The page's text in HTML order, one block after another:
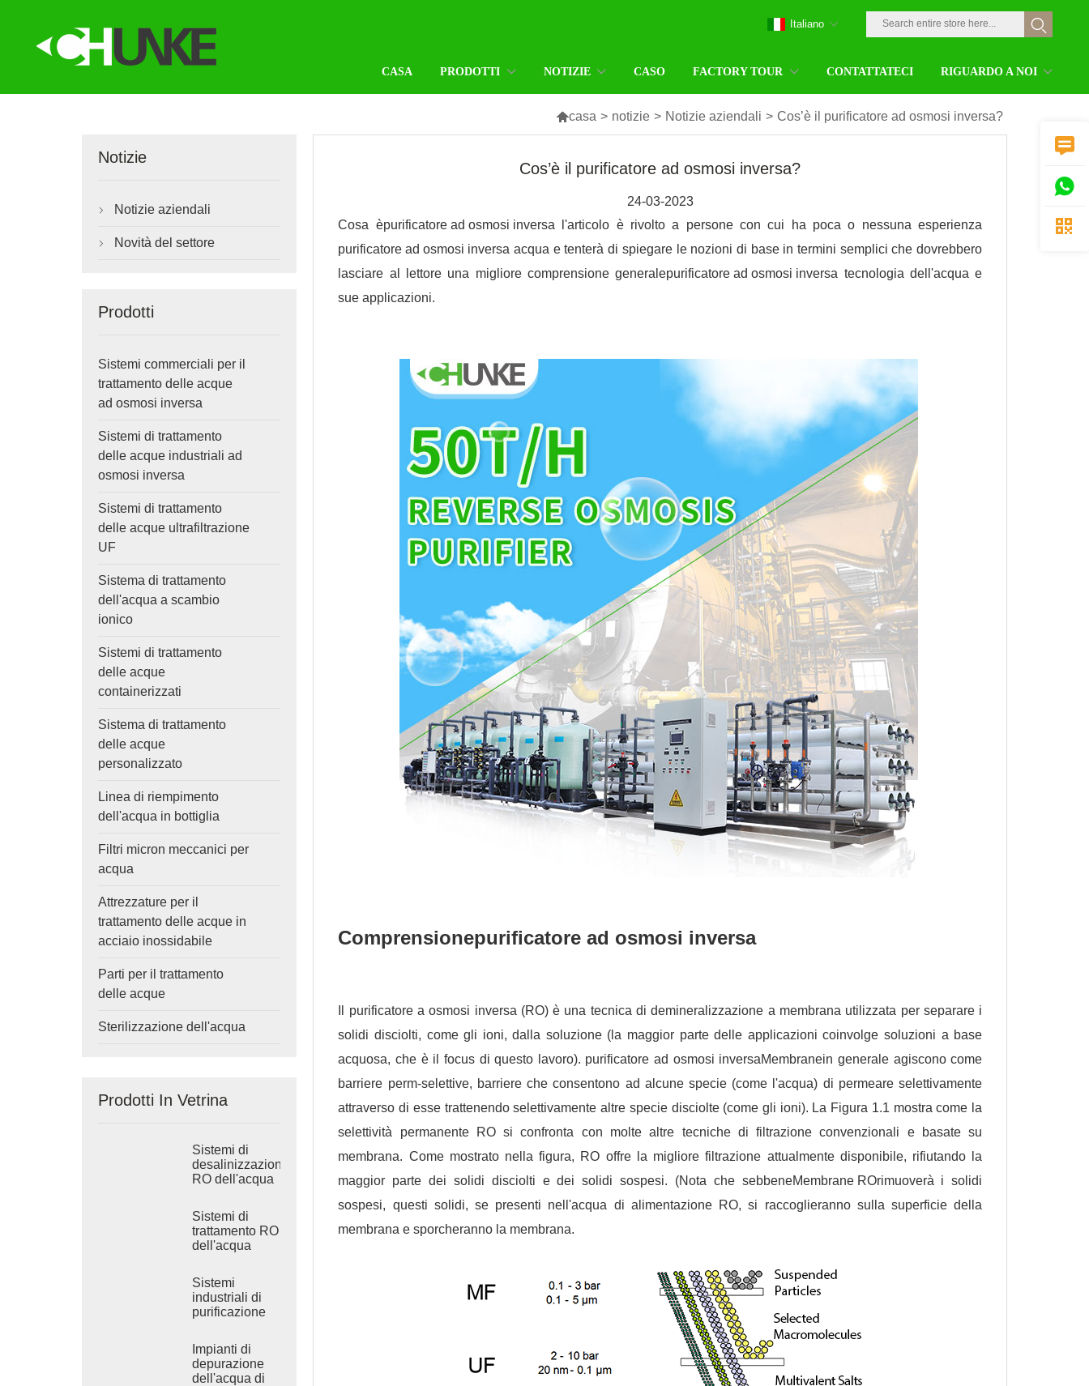
CASA PRODOTTI NOTIZIE CASO FACTORY TOUR CONTATTATECI RIGUARDO A NOI
Italiano
casa > notizie > Notizie aziendali > Cos’è il purificatore ad osmosi inversa?
Notizie
 Notizie aziendali
 Novità del settore
Prodotti
Sistemi commerciali per il
trattamento delle acque
ad osmosi inversa
Sistemi di trattamento
delle acque industriali ad
osmosi inversa
Sistemi di trattamento
delle acque ultrafiltrazione
UF
Sistema di trattamento
dell'acqua a scambio
ionico
Sistemi di trattamento
delle acque
containerizzati
Sistema di trattamento
delle acque
personalizzato
Linea di riempimento
dell'acqua in bottiglia
Filtri micron meccanici per
acqua
Attrezzature per il
trattamento delle acque in
acciaio inossidabile
Parti per il trattamento
delle acque
Sterilizzazione dell'acqua
Prodotti In Vetrina
Sistemi di
desalinizzazione
RO dell'acqua
industriale
Sistemi di
trattamento RO
dell'acqua
industriale
Sistemi
industriali di
purificazione
osmosi inversa
Impianti di
depurazione
dell'acqua di
Cos’è il purificatore ad osmosi inversa?
24-03-2023
Cosa èpurificatore ad osmosi inversa l'articolo è rivolto a persone con cui ha poca o nessuna esperienza
purificatore ad osmosi inversa acqua e tenterà di spiegare le nozioni di base in termini semplici che dovrebbero
lasciare al lettore una migliore comprensione generalepurificatore ad osmosi inversa tecnologia dell'acqua e
sue applicazioni.
Comprensionepurificatore ad osmosi inversa
Il purificatore a osmosi inversa (RO) è una tecnica di demineralizzazione a membrana utilizzata per separare i
solidi disciolti, come gli ioni, dalla soluzione (la maggior parte delle applicazioni coinvolge soluzioni a base
acquosa, che è il focus di questo lavoro). purificatore ad osmosi inversaMembranein generale agiscono come
barriere perm-selettive, barriere che consentono ad alcune specie (come l'acqua) di permeare selettivamente
attraverso di esse trattenendo selettivamente altre specie disciolte (come gli ioni). La Figura 1.1 mostra come la
selettività permanente RO si confronta con molte altre tecniche di filtrazione convenzionali e basate su
membrana. Come mostrato nella figura, RO offre la migliore filtrazione attualmente disponibile, rifiutando la
maggior parte dei solidi disciolti e dei solidi sospesi. (Nota che sebbeneMembrane ROrimuoverà i solidi
sospesi, questi solidi, se presenti nell'acqua di alimentazione RO, si raccoglieranno sulla superficie della
membrana e sporcheranno la membrana.


